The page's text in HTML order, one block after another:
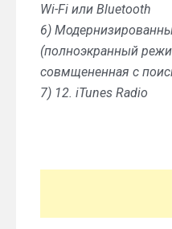
Wi-Fi или Bluetooth
6)
(полноэкранный
совмщененная с
7) 12. iTunes Radio